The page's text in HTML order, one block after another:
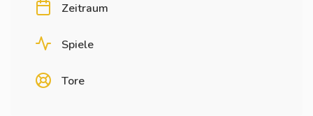
Zeitraum
Spiele
Tore